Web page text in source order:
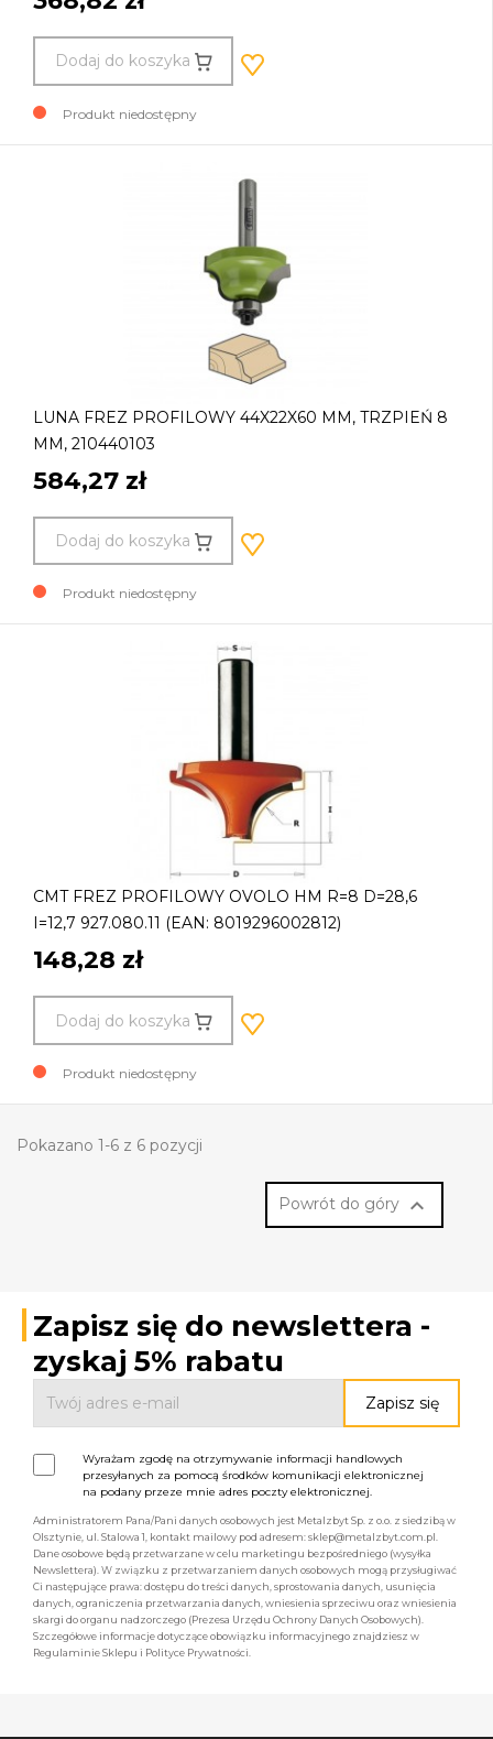
Dodaj do koszyka
Produkt niedostępny
LUNA FREZ PROFILOWY 44X22X60 MM, TRZPIEŃ 8
MM, 210440103
584,27 zł
Dodaj do koszyka
Produkt niedostępny
CMT FREZ PROFILOWY OVOLO HM R=8 D=28,6
I=12,7 927.080.11 (EAN: 8019296002812)
148,28 zł
Dodaj do koszyka
Produkt niedostępny
Pokazano 1-6 z 6 pozycji
Powrót do góry 
Zapisz się do newslettera -
zyskaj 5% rabatu
Wyrażam zgodę na otrzymywanie informacji handlowych
przesyłanych za pomocą środków komunikacji elektronicznej
na podany przeze mnie adres poczty elektronicznej.
Administratorem Pana/Pani danych osobowych jest Metalzbyt Sp. z o.o. z siedzibą w
Olsztynie, ul. Stalowa 1, kontakt mailowy pod adresem: sklep@metalzbyt.com.pl.
Dane osobowe będą przetwarzane w celu marketingu bezpośredniego (wysyłka
Newslettera). W związku z przetwarzaniem danych osobowych mogą przysługiwać
Ci następujące prawa: dostępu do treści danych, sprostowania danych, usunięcia
danych, ograniczenia przetwarzania danych, wniesienia sprzeciwu oraz wniesienia
skargi do organu nadzorczego (Prezesa Urzędu Ochrony Danych Osobowych).
Szczegółowe informacje dotyczące obowiązku informacyjnego znajdziesz w
Regulaminie Sklepu i Polityce Prywatności.